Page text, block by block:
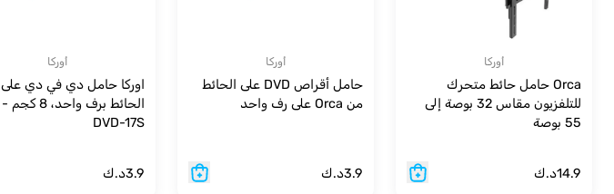
أوركا
Orca حامل حائط متحرك
للتلفزيون مقاس 32 بوصة إلى
55 بوصة
14.9د.ك
أوركا
حامل أقراص DVD على الحائط
من Orca على رف واحد
3.9د.ك
أوركا
اوركا حامل دي في دي على
الحائط برف واحد، 8 كجم -
DVD-17S
3.9د.ك